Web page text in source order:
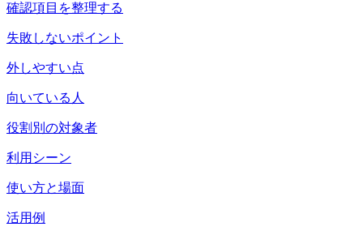
確認項目を整理する
失敗しないポイント
外しやすい点
向いている人
役割別の対象者
利用シーン
使い方と場面
活用例